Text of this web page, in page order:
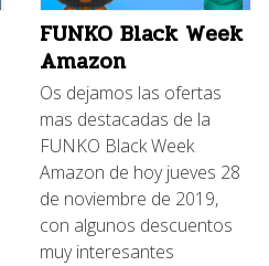
FUNKO Black Week
Amazon
Os dejamos las ofertas
mas destacadas de la
FUNKO Black Week
Amazon de hoy jueves 28
de noviembre de 2019,
con algunos descuentos
muy interesantes